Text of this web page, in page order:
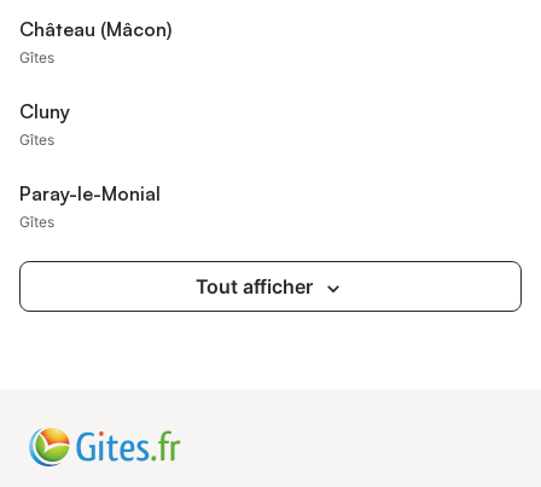
Château (Mâcon)
Gîtes
Cluny
Gîtes
Paray-le-Monial
Gîtes
Tout afficher